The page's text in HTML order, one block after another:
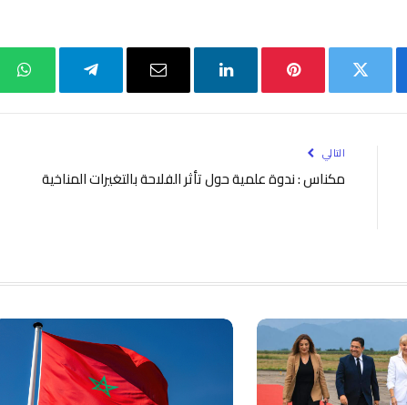
التالي
مكناس : ندوة علمية حول تأثر الفلاحة بالتغيرات المناخية